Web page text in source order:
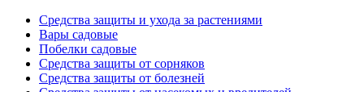
Средства защиты и ухода за растениями
Вары садовые
Побелки садовые
Средства защиты от сорняков
Средства защиты от болезней